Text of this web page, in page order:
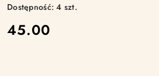
Dostępność:4 szt.
cena:
45.00